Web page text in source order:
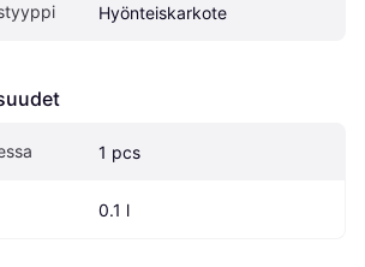
Hyönteiskarkote
1 pcs
0.1 l